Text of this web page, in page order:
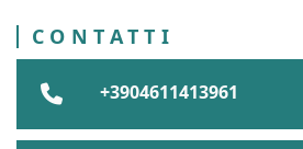
CONTATTI
+3904611413961